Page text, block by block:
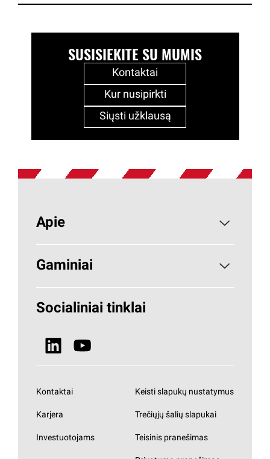
SUSISIEKITE SU MUMIS
Kontaktai
Kur nusipirkti
Siųsti užklausą
Apie
Apie PAROC
Kodėl akmens vata
Tvarumas
Naujienos
Gaminiai
Statybinė izoliacija
Socialiniai tinklai
Kontaktai
Karjera
Investuotojams
Keisti slapukų nustatymus
Trečiųjų šalių slapukai
Teisinis pranešimas